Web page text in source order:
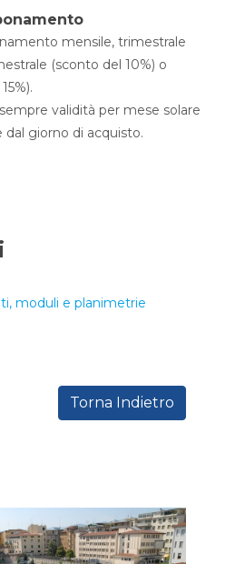
mensile, trimestrale
(sconto del 10%) o
validità per mese solare
giorno di acquisto.
moduli e planimetrie
Torna Indietro